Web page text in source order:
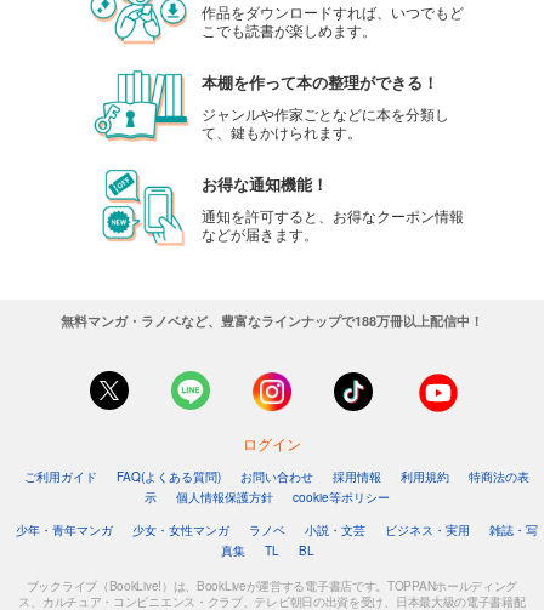
作品をダウンロードすれば、いつでもど
こでも読書が楽しめます。
本棚を作って本の整理ができる！
ジャンルや作家ごとなどに本を分類し
て、鍵もかけられます。
お得な通知機能！
通知を許可すると、お得なクーポン情報
などが届きます。
無料マンガ・ラノベなど、豊富なラインナップで188万冊以上配信中！
ログイン
ご利用ガイド FAQ(よくある質問) お問い合わせ 採用情報 利用規約
特商法の表
示
個人情報保護方針
cookie等ポリシー
少年・青年マンガ
少女・女性マンガ ラノベ 小説・文芸 ビジネス・実用
雑誌・写
真集
TL BL
ブックライブ（BookLive!）は、BookLiveが運営する電子書店です。TOPPANホールディング
ス、カルチュア・コンビニエンス・クラブ、テレビ朝日の出資を受け、日本最大級の電子書籍配